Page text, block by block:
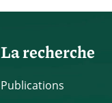
La recherche
Publications